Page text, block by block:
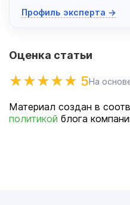
Профиль эксперта →
Оценка статьи
5На
Материал создан в
политикой блога